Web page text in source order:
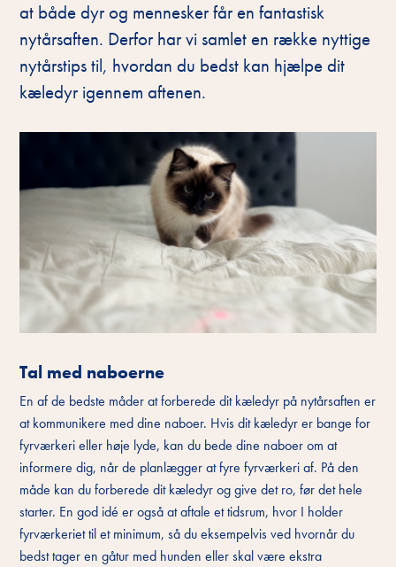
at både dyr og mennesker får en fantastisk
nytårsaften. Derfor har vi samlet en række nyttige
nytårstips til, hvordan du bedst kan hjælpe dit
kæledyr igennem aftenen.
Tal med naboerne
En af de bedste måder at forberede dit kæledyr på nytårsaften er
at kommunikere med dine naboer. Hvis dit kæledyr er bange for
fyrværkeri eller høje lyde, kan du bede dine naboer om at
informere dig, når de planlægger at fyre fyrværkeri af. På den
måde kan du forberede dit kæledyr og give det ro, før det hele
starter. En god idé er også at aftale et tidsrum, hvor I holder
fyrværkeriet til et minimum, så du eksempelvis ved hvornår du
bedst tager en gåtur med hunden eller skal være ekstra